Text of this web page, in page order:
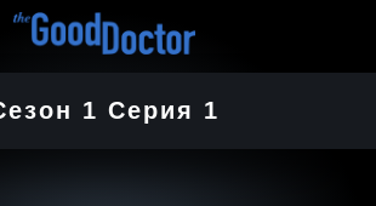
1 Серия 1